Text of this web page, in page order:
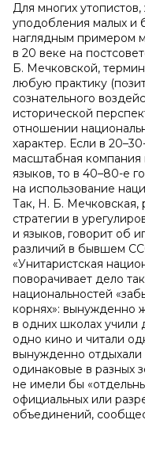
Для многих
уподобления малых и
наглядным примером
в 20 веке на
Б. Мечковской,
любую практику
сознательного
исторической
отношении
характер. Если в
масштабная компания
языков, то в 40–80-е
на использование
Так, Н. Б. Мечковская,
стратегии в
и языков, говорит об
различий в бывшем
«Унитаристская
поворачивает дело
национальностей
корнях»: вынужденно
в одних школах учили
одно кино и читали
вынужденно
одинаковые в разных
не имели бы
официальных или
объединений,